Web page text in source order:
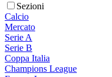
Sezioni
Calcio
Mercato
Serie A
Serie B
Coppa Italia
Champions League